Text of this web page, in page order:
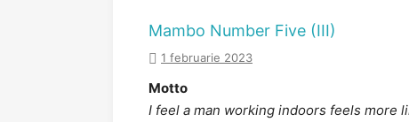
Mambo Number Five (III)
1 februarie 2023
Motto
I feel a man working indoors feels more